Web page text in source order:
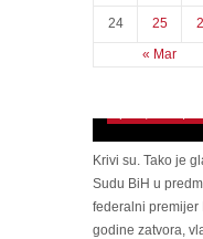
« Mar
24 25
respiratora
Krivi su. Tako je
Sudu BiH u
federalni premijer
godine zatvora,